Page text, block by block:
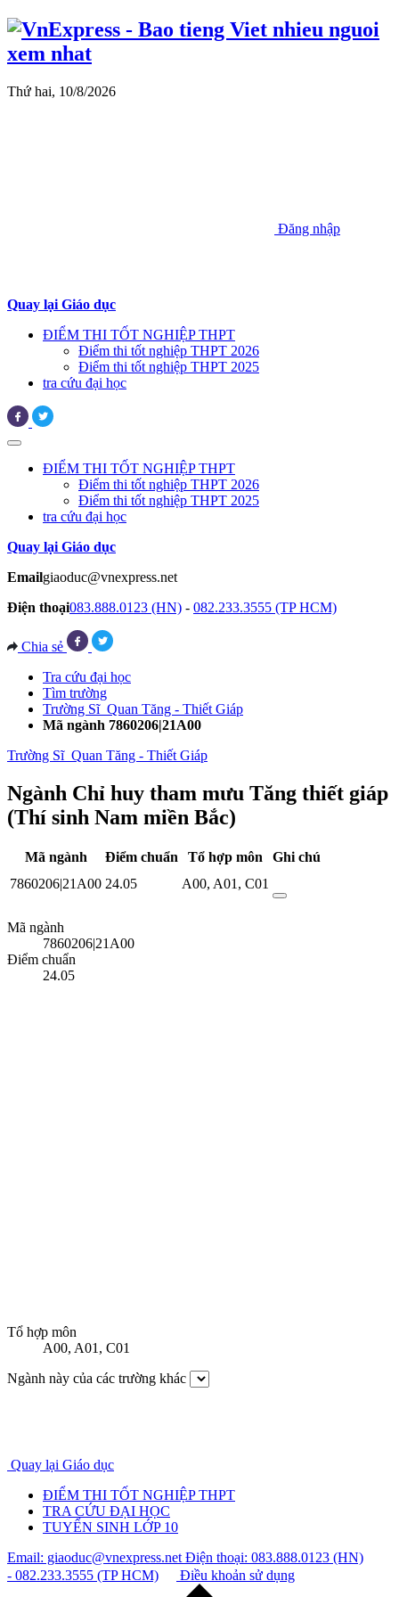
Thứ hai, 10/8/2026
Đăng nhập
Quay lại Giáo dục
ĐIỂM THI TỐT NGHIỆP THPT
Điểm thi tốt nghiệp THPT 2026
Điểm thi tốt nghiệp THPT 2025
tra cứu đại học
ĐIỂM THI TỐT NGHIỆP THPT
Điểm thi tốt nghiệp THPT 2026
Điểm thi tốt nghiệp THPT 2025
tra cứu đại học
Quay lại Giáo dục
Emailgiaoduc@vnexpress.net
Điện thoại083.888.0123 (HN) - 082.233.3555 (TP HCM)
Chia sẻ
Tra cứu đại học
Tìm trường
Trường Sĩ Quan Tăng - Thiết Giáp
Mã ngành 7860206|21A00
Trường Sĩ Quan Tăng - Thiết Giáp
Ngành Chỉ huy tham mưu Tăng thiết giáp
(Thí sinh Nam miền Bắc)
Mã ngành Điểm chuẩn Tổ hợp môn
Ghi chú
7860206|21A00 24.05 A00, A01, C01
Mã ngành
7860206|21A00
Điểm chuẩn
24.05
Tổ hợp môn
A00, A01, C01
Ngành này của các trường khác
Quay lại Giáo dục
ĐIỂM THI TỐT NGHIỆP THPT
TRA CỨU ĐẠI HỌC
TUYỂN SINH LỚP 10
Email: giaoduc@vnexpress.netĐiện thoại: 083.888.0123 (HN)
- 082.233.3555 (TP HCM)
Điều khoản sử dụng